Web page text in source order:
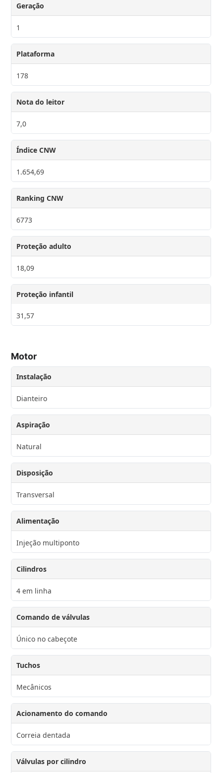
Geração
1
Plataforma
178
Nota do leitor
7,0
Índice CNW
1.654,69
Ranking CNW
6773
Proteção adulto
18,09
Proteção infantil
31,57
Motor
Instalação
Dianteiro
Aspiração
Natural
Disposição
Transversal
Alimentação
Injeção multiponto
Cilindros
4 em linha
Comando de válvulas
Único no cabeçote
Tuchos
Mecânicos
Acionamento do comando
Correia dentada
Válvulas por cilindro